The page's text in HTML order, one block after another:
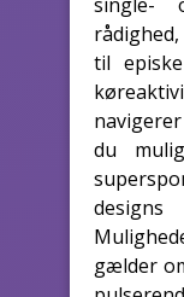
til
du
gælder